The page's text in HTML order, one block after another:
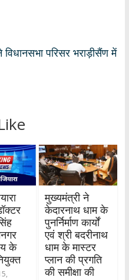
परिसर भराड़ीसैंण में
के
मुख्यमंत्री ने
केदारनाथ धाम के
पुनर्निर्माण कार्यों
एवं श्री बदरीनाथ
धाम के मास्टर
प्लान की प्रगति
की समीक्षा की